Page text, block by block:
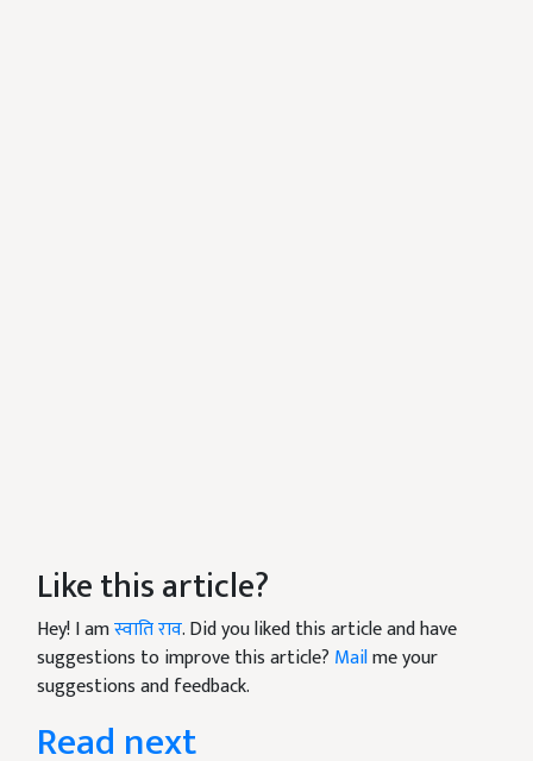
Like this article?
Hey! I amस्वाति राव. Did you liked this article and have
suggestions to improve this article? Mailme your
suggestions and feedback.
Read next